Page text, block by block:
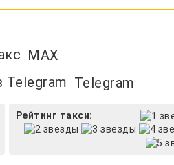
MAX
Telegram
Рейтинг такси: